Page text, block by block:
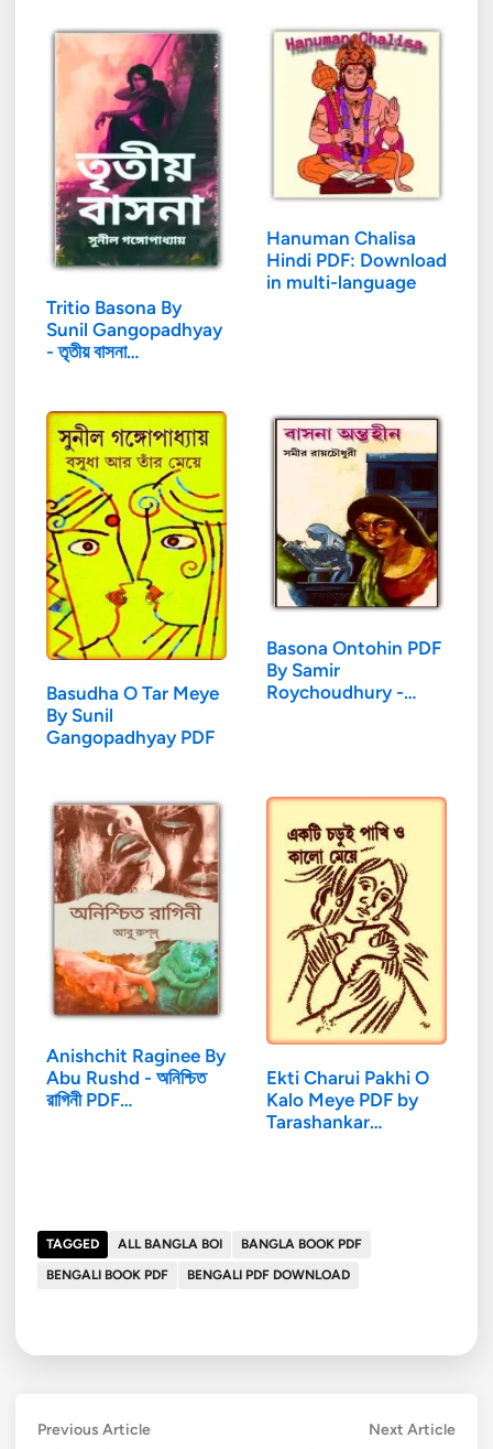
Tritio Basona By
Sunil Gangopadhyay
- তৃতীয় বাসনা…
Hanuman Chalisa
Hindi PDF: Download
in multi-language
Basudha O Tar Meye
By Sunil
Gangopadhyay PDF
Basona Ontohin PDF
By Samir
Roychoudhury -
Anishchit Raginee By
Abu Rushd - অনিশ্চিত
রাগিনী PDF…
Ekti Charui Pakhi O
Kalo Meye PDF by
Tarashankar…
TAGGED ALL BANGLA BOI
BANGLA BOOK PDF
BENGALI BOOK PDF
BENGALI PDF DOWNLOAD
Post
Previous ArticlePrevious
Next ArticleNext